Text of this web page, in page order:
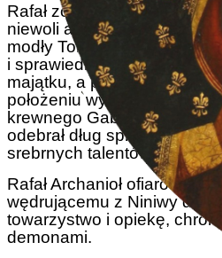
Rafał zostaje wezwany do
niewoli asyryjskiej. Jest to
modły Tobiasza (Tobita),
i sprawiedliwego, który
majątku, a przy tym utracił
położeniu wysłał swego
krewnego Gabaela,
odebrał dług sprzed
srebrnych talentów.
Rafał Archanioł ofiarowuje
wędrującemu z Niniwy do
towarzystwo i opiekę,
demonami.